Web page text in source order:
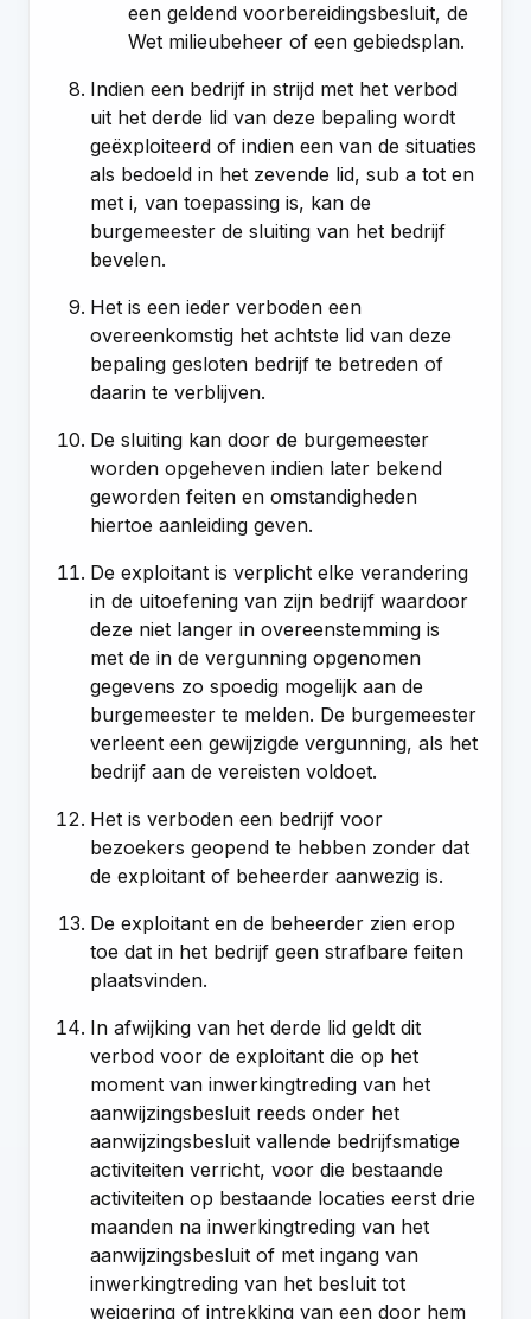
een geldend voorbereidingsbesluit, de
Wet milieubeheer of een gebiedsplan.
Indien een bedrijf in strijd met het verbod
uit het derde lid van deze bepaling wordt
geëxploiteerd of indien een van de situaties
als bedoeld in het zevende lid, sub a tot en
met i, van toepassing is, kan de
burgemeester de sluiting van het bedrijf
bevelen.
Het is een ieder verboden een
overeenkomstig het achtste lid van deze
bepaling gesloten bedrijf te betreden of
daarin te verblijven.
De sluiting kan door de burgemeester
worden opgeheven indien later bekend
geworden feiten en omstandigheden
hiertoe aanleiding geven.
De exploitant is verplicht elke verandering
in de uitoefening van zijn bedrijf waardoor
deze niet langer in overeenstemming is
met de in de vergunning opgenomen
gegevens zo spoedig mogelijk aan de
burgemeester te melden. De burgemeester
verleent een gewijzigde vergunning, als het
bedrijf aan de vereisten voldoet.
Het is verboden een bedrijf voor
bezoekers geopend te hebben zonder dat
de exploitant of beheerder aanwezig is.
De exploitant en de beheerder zien erop
toe dat in het bedrijf geen strafbare feiten
plaatsvinden.
In afwijking van het derde lid geldt dit
verbod voor de exploitant die op het
moment van inwerkingtreding van het
aanwijzingsbesluit reeds onder het
aanwijzingsbesluit vallende bedrijfsmatige
activiteiten verricht, voor die bestaande
activiteiten op bestaande locaties eerst drie
maanden na inwerkingtreding van het
aanwijzingsbesluit of met ingang van
inwerkingtreding van het besluit tot
weigering of intrekking van een door hem